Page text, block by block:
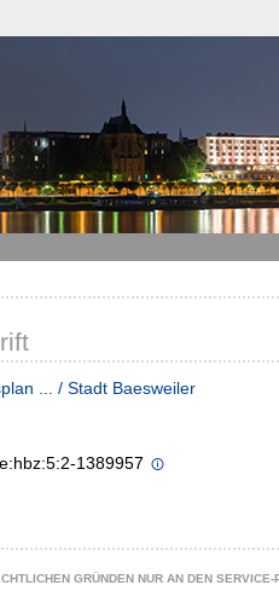
... / Stadt Baesweiler
1389957
GRÜNDEN NUR AN DEN SERVICE-